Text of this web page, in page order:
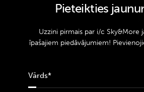
Pieteikties
Uzzini pirmais par i/c Sky&More
īpašajiem piedāvājumiem!